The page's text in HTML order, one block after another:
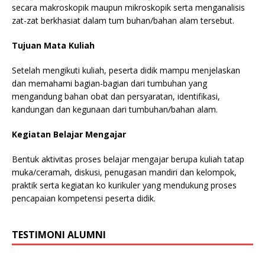
secara makroskopik maupun mikroskopik serta menganalisis
zat-zat berkhasiat dalam tum buhan/bahan alam tersebut.
Tujuan Mata Kuliah
Setelah mengikuti kuliah, peserta didik mampu menjelaskan
dan memahami bagian-bagian dari tumbuhan yang
mengandung bahan obat dan persyaratan, identifikasi,
kandungan dan kegunaan dari tumbuhan/bahan alam.
Kegiatan Belajar Mengajar
Bentuk aktivitas proses belajar mengajar berupa kuliah tatap
muka/ceramah, diskusi, penugasan mandiri dan kelompok,
praktik serta kegiatan ko kurikuler yang mendukung proses
pencapaian kompetensi peserta didik.
TESTIMONI ALUMNI